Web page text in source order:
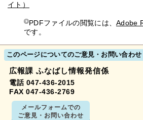
イト）
PDFファイルの閲覧には、Adobe
です。
このページについてのご意見・お問い合わせ
広報課 ふなばし情報発信係
電話 047-436-2015
FAX 047-436-2769
メールフォームでの
ご意見・お問い合わせ